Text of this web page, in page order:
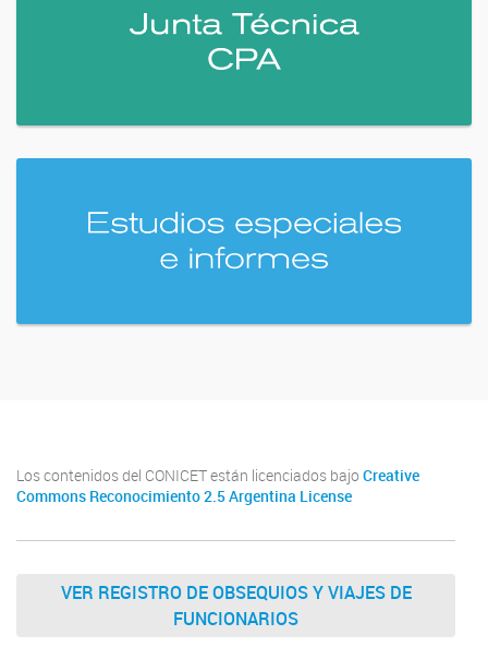
Los contenidos del CONICET están licenciados bajo Creative
Commons Reconocimiento 2.5 Argentina License
VER REGISTRO DE OBSEQUIOS Y VIAJES DE
FUNCIONARIOS